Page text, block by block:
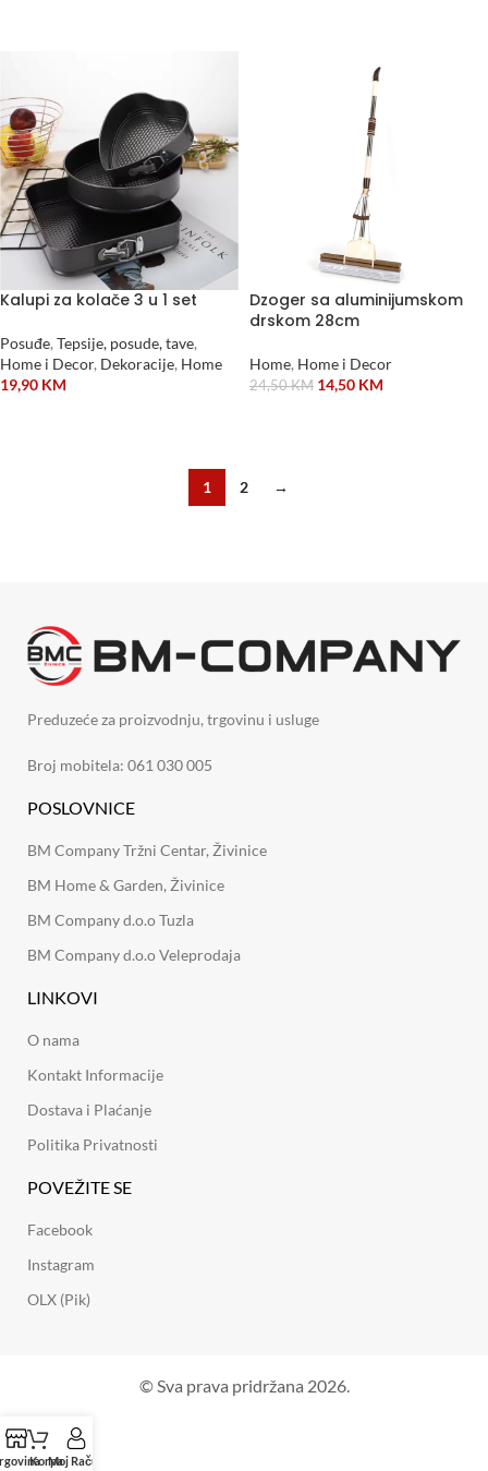
Kalupi za kolače 3 u 1 set
Posuđe, Tepsije, posude, tave,
Home i Decor, Dekoracije, Home
19,90 KM
Dzoger sa aluminijumskom
drskom 28cm
Home, Home i Decor
24,50KM 14,50 KM
1 2 →
Preduzeće za proizvodnju, trgovinu i usluge
Broj mobitela: 061 030 005
POSLOVNICE
BM Company Tržni Centar, Živinice
BM Home & Garden, Živinice
BM Company d.o.o Tuzla
BM Company d.o.o Veleprodaja
LINKOVI
O nama
Kontakt Informacije
Dostava i Plaćanje
Politika Privatnosti
POVEŽITE SE
Facebook
Instagram
OLX (Pik)
© Sva prava pridržana 2026.
KorpaMoj Račun